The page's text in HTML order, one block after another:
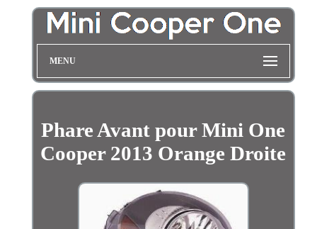
MENU
Phare Avant pour Mini One
Cooper 2013 Orange Droite